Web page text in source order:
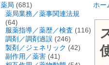
ホー
薬局 (681)
薬局業務／薬事関連法規
(64)
服薬指導／薬歴／検査 (116)
調剤／調剤過誤 (246)
製剤／ジェネリック (42)
副作用／薬害 (41)